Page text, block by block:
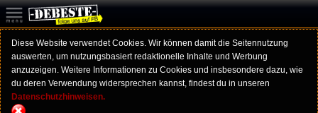
Diese Website verwendet Cookies. Wir können damit die Seitennutzung
auswerten, um nutzungsbasiert redaktionelle Inhalte und Werbung
anzuzeigen. Weitere Informationen zu Cookies und insbesondere dazu, wie
du deren Verwendung widersprechen kannst, findest du in unseren
Datenschutzhinweisen.